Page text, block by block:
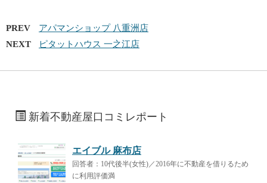
PREV
アパマンショップ 八重洲店
NEXT
ピタットハウス 一之江店
新着不動産屋口コミレポート
エイブル 麻布店
回答者：10代後半(女性)／2016年に不動産を借りるため
に利用評価満